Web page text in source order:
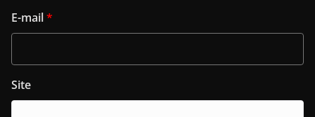
E-mail*
Site